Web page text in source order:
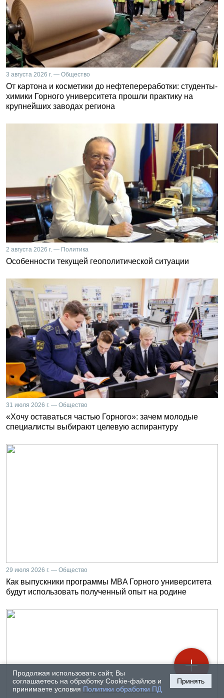
Продолжая использовать сайт, Вы
соглашаетесь на обработку Cookie-файлов и
принимаете условия Политики обработки ПД
Принять
3 августа 2026 г. — Общество
От картона и косметики до нефтепереработки: студенты-
химики Горного университета прошли практику на
крупнейших заводах региона
2 августа 2026 г. — Политика
Особенности текущей геополитической ситуации
31 июля 2026 г. — Общество
«Хочу оставаться частью Горного»: зачем молодые
специалисты выбирают целевую аспирантуру
29 июля 2026 г. — Общество
Как выпускники программы MBA Горного университета
будут использовать полученный опыт на родине